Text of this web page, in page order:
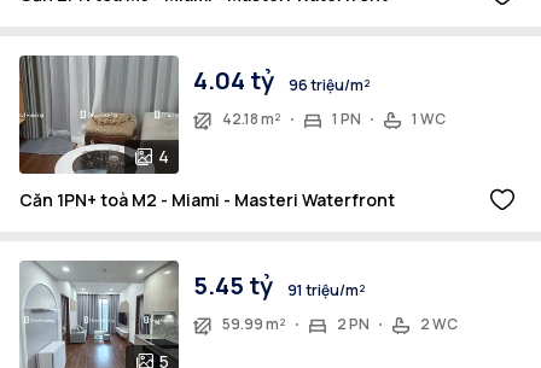
4
4.04 tỷ
96 triệu/m²
42.18 m²
1 PN 1 WC
Căn 1PN+ toà M2 - Miami - Masteri Waterfront
5
5.45 tỷ
91 triệu/m²
59.99 m²
2 PN 2 WC